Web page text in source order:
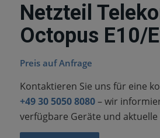
Netzteil
Octopus E10/
Preis auf Anfrage
Kontaktieren Sie uns für eine
+49 30 5050 8080– wir
verfügbare Geräte und